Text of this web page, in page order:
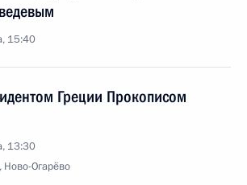
15:40
Греции Прокописом
13:30
Ново-Огарёво